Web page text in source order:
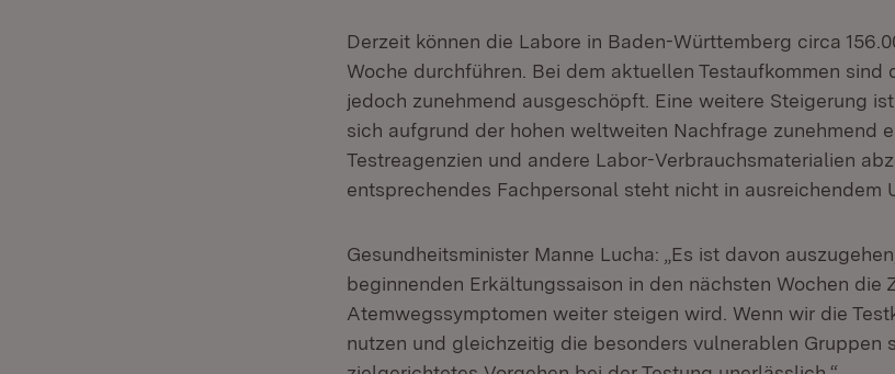
Derzeit können die Labore in Baden-Württemberg circa
Woche durchführen. Bei dem aktuellen Testaufkommen sind
jedoch zunehmend ausgeschöpft. Eine weitere Steigerung
sich aufgrund der hohen weltweiten Nachfrage zunehmend
Testreagenzien und andere Labor-Verbrauchsmaterialien
entsprechendes Fachpersonal steht nicht in ausreichendem
Gesundheitsminister Manne Lucha: „Es ist davon
beginnenden Erkältungssaison in den nächsten Wochen die
Atemwegssymptomen weiter steigen wird. Wenn wir die
nutzen und gleichzeitig die besonders vulnerablen Gruppen